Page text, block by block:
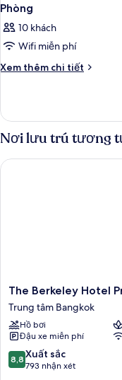
Phòng
10 khách
Wifi miễn phí
Xem thêm chi tiết
Chi
Phòng
Nơi lưu trú tương
The
Berkeley
Hotel
Pratunam
Trung
tâm
Bangkok
The Berkeley Hotel
Trung tâm Bangkok
Hồ bơi
Đậu xe miễn phí
8.8
trên
8,8 Xuất sắc
793 nhận xét
The Berkeley Hotel